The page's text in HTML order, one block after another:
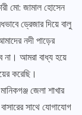
মো: জামাল হোসেন
ড্রেজার দিয়ে বালু
নদী পাড়ের
না। আমরা বাধ্য হয়ে
করেছি।
জেলা শাখার
সাথে যোগাযোগ